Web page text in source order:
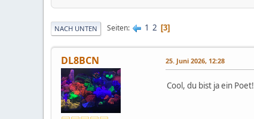
NACH UNTEN Seiten 1 2 3
DL8BCN 25. Juni 2026, 12:28
Cool, du bist ja ein Poet!